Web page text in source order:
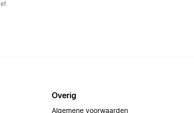
Overig
Algemene voorwaarden